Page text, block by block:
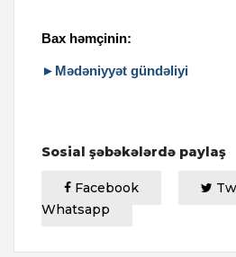
Bax həmçinin:
►Mədəniyyət gündəliyi
Sosial şəbəkələrdə paylaş
Facebook
Whatsapp